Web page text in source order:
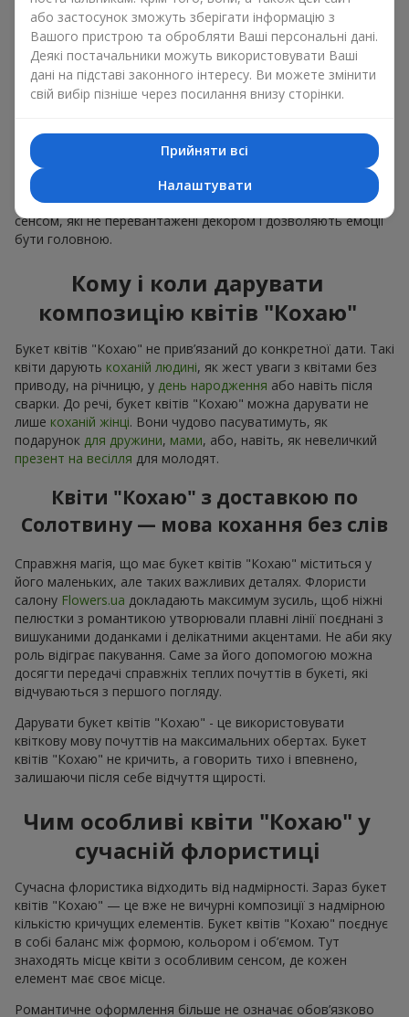
Наші досягнення
«Вибір країни»
Найкращий квітковий магазин
«Ukrainian Business Award»
2026 рік
Доставка квітів року в Україні
«Вибір країни»
2025 рік
Сервіс доставки квітів
«Ukrainian Choice»
2025 рік
Щойно доставили
Букет "Імперія краси"
Чернігів
Фотогалерея
або застосунок зможуть зберігати інформацію з
Вашого пристрою та обробляти Ваші персональні дані.
Деякі постачальники можуть використовувати Ваші
дані на підставі законного інтересу. Ви можете змінити
свій вибір пізніше через посилання внизу сторінки.
Прийняти всі
Налаштувати